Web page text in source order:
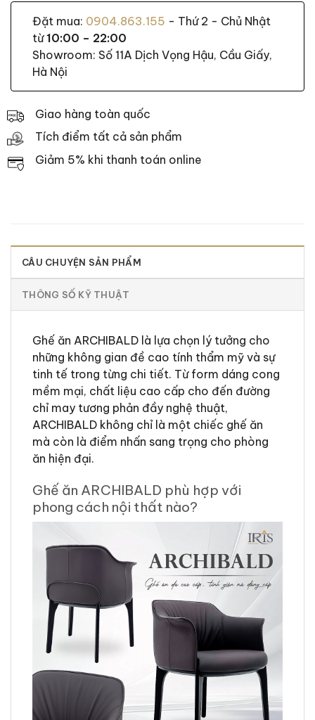
Đặt mua: 0904.863.155 - Thứ 2 - Chủ Nhật
từ10:00 – 22:00
Showroom: Số 11A Dịch Vọng Hậu, Cầu Giấy,
Hà Nội
Giao hàng toàn quốc
Tích điểm tất cả sản phẩm
Giảm 5% khi thanh toán online
CÂU CHUYỆN SẢN PHẨM
THÔNG SỐ KỸ THUẬT
Ghế ăn ARCHIBALD là lựa chọn lý tưởng cho
những không gian đề cao tính thẩm mỹ và sự
tinh tế trong từng chi tiết. Từ form dáng cong
mềm mại, chất liệu cao cấp cho đến đường
chỉ may tương phản đầy nghệ thuật,
ARCHIBALD không chỉ là một chiếc ghế ăn
mà còn là điểm nhấn sang trọng cho phòng
ăn hiện đại.
Ghế ăn ARCHIBALD phù hợp với
phong cách nội thất nào?